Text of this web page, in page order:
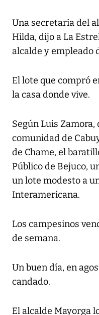
Una secretaria del
Hilda, dijo a La
alcalde y empleado
El lote que compró
la casa donde vive.
Según Luis
comunidad de
de Chame, el
Público de Bejuco,
un lote modesto a
Interamericana.
Los campesinos
de semana.
Un buen día, en
candado.
El alcalde Mayorga